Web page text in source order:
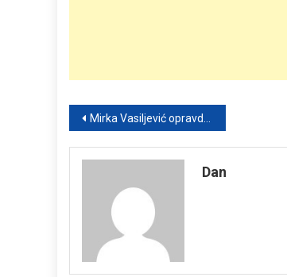
Post
navigation
Mirka Vasiljević opravdala izostanak sa saslušanja u Beogradu
Dan